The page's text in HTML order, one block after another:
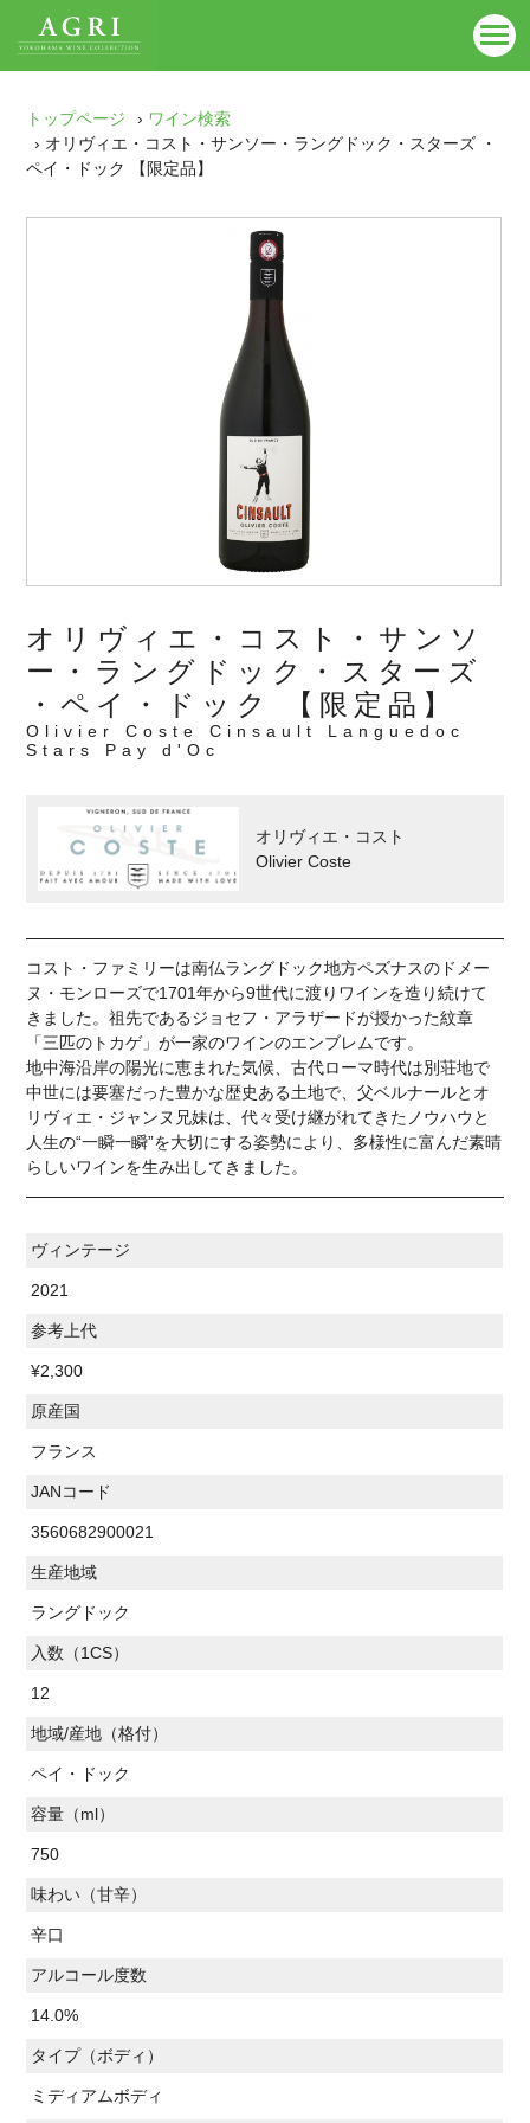
トップページ › ワイン検索
› オリヴィエ・コスト・サンソー・ラングドック・スターズ ・
ペイ・ドック 【限定品】
オリヴィエ・コスト・サンソ
ー・ラングドック・スターズ
・ペイ・ドック 【限定品】
Olivier Coste Cinsault Languedoc
Stars Pay d'Oc
オリヴィエ・コスト
Olivier Coste
コスト・ファミリーは南仏ラングドック地方ペズナスのドメー
ヌ・モンローズで1701年から9世代に渡りワインを造り続けて
きました。祖先であるジョセフ・アラザードが授かった紋章
「三匹のトカゲ」が一家のワインのエンブレムです。
地中海沿岸の陽光に恵まれた気候、古代ローマ時代は別荘地で
中世には要塞だった豊かな歴史ある土地で、父ベルナールとオ
リヴィエ・ジャンヌ兄妹は、代々受け継がれてきたノウハウと
人生の“一瞬一瞬”を大切にする姿勢により、多様性に富んだ素晴
らしいワインを生み出してきました。
ヴィンテージ
2021
参考上代
¥2,300
原産国
フランス
JANコード
3560682900021
生産地域
ラングドック
入数（1CS）
12
地域/産地（格付）
ペイ・ドック
容量（ml）
750
味わい（甘辛）
辛口
アルコール度数
14.0%
タイプ（ボディ）
ミディアムボディ